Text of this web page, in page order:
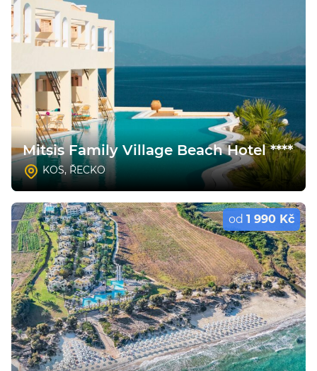
Mitsis Family Village Beach Hotel ****
KOS,ŘECKO
od 1 990 Kč